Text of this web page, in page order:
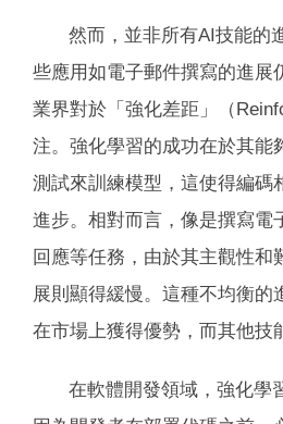
然而，並非所有AI技能的
些應用如電子郵件撰寫的進展
業界對於「強化差距」（
注。強化學習的成功在於其能
測試來訓練模型，這使得編碼
進步。相對而言，像是撰寫電
回應等任務，由於其主觀性和
展則顯得緩慢。這種不均衡的
在市場上獲得優勢，而其他技
在軟體開發領域，強化學